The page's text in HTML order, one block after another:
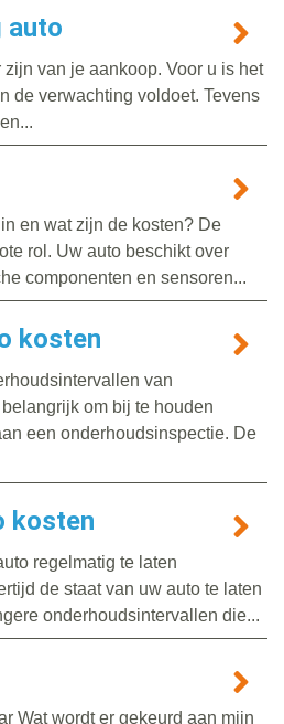
auto
van je aankoop. Voor u is het
de verwachting voldoet. Tevens
en wat zijn de kosten? De
rol. Uw auto beschikt over
componenten en sensoren...
kosten
van
om bij te houden
een onderhoudsinspectie. De
kosten
regelmatig te laten
de staat van uw auto te laten
onderhoudsintervallen die...
Wat wordt er gekeurd aan mijn